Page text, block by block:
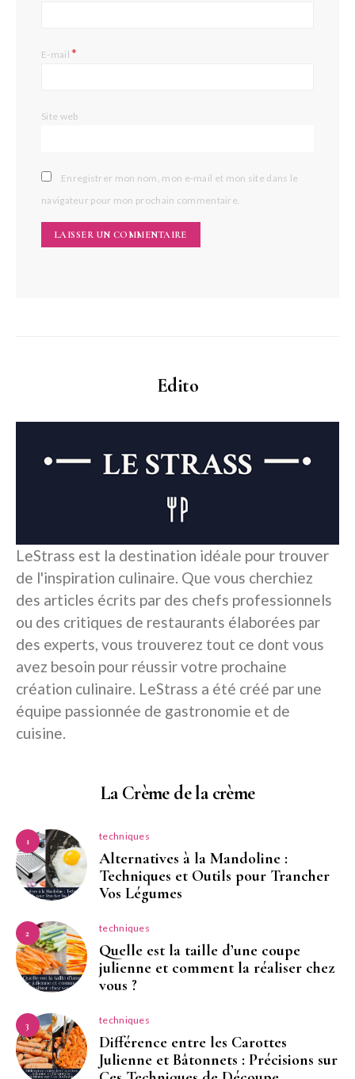
E-mail*
Site web
Enregistrer mon nom, mon e-mail et mon site dans le
navigateur pour mon prochain commentaire.
Edito
LeStrass est la destination idéale pour trouver
de l'inspiration culinaire. Que vous cherchiez
des articles écrits par des chefs professionnels
ou des critiques de restaurants élaborées par
des experts, vous trouverez tout ce dont vous
avez besoin pour réussir votre prochaine
création culinaire. LeStrass a été créé par une
équipe passionnée de gastronomie et de
cuisine.
La Crème de la crème
1 techniques
Alternatives à la Mandoline :
Techniques et Outils pour Trancher
Vos Légumes
2 techniques
Quelle est la taille d’une coupe
julienne et comment la réaliser chez
vous ?
3 techniques
Différence entre les Carottes
Julienne et Bâtonnets : Précisions sur